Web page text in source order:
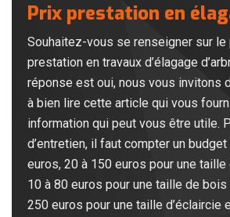
Prix prestation en
Souhaitez-vous se renseigner sur le
prestation en travaux d’élagage
réponse est oui, nous vous invitons
à bien lire cette article qui vous
information qui peut vous être utile.
d’entretien, il faut compter un
euros, 20 à 150 euros pour une taille
10 à 80 euros pour une taille de
250 euros pour une taille d’éclaircie